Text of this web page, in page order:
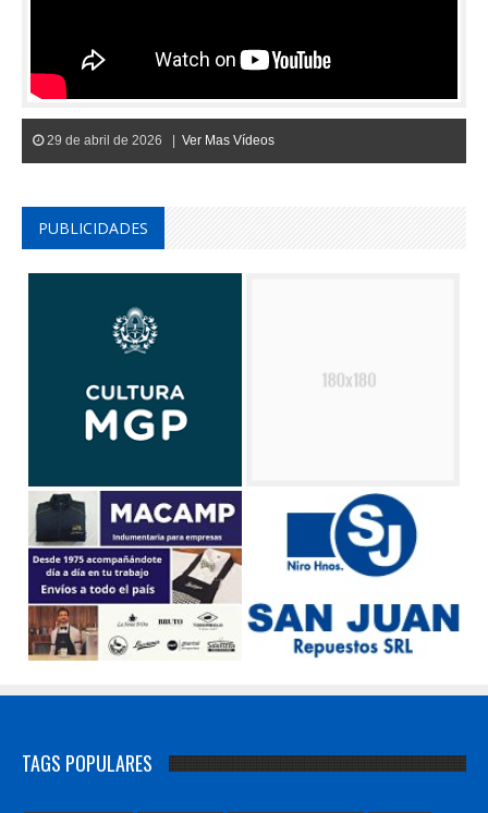
29 de abril de 2026 | Ver Mas Vídeos
PUBLICIDADES
TAGS POPULARES